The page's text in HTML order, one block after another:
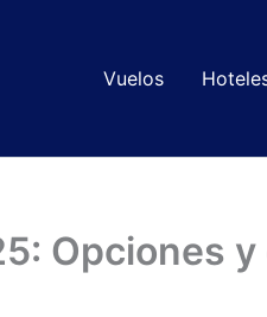
Vuelos
Opciones